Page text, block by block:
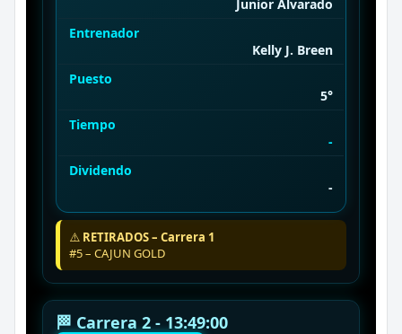
Junior Alvarado
Entrenador
Kelly J. Breen
Puesto
5°
Tiempo
-
Dividendo
-
⚠️ RETIRADOS – Carrera 1
#5 – CAJUN GOLD
🏁 Carrera 2 - 13:49:00